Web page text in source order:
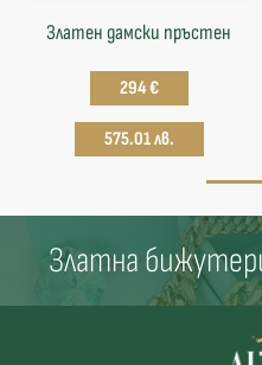
Златен дамски пръстен
294 €
575.01 лв.
Златна